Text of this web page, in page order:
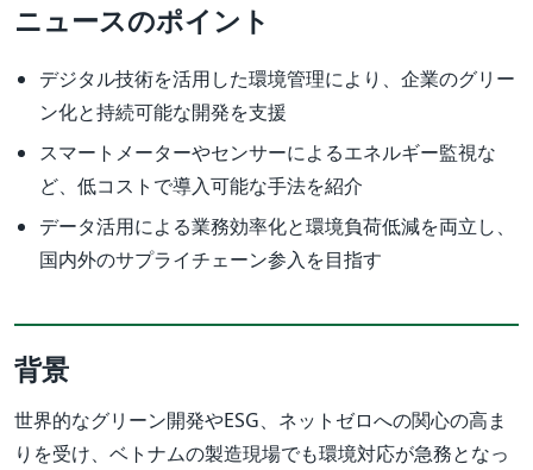
ニュースのポイント
デジタル技術を活用した環境管理により、企業のグリー
ン化と持続可能な開発を支援
スマートメーターやセンサーによるエネルギー監視な
ど、低コストで導入可能な手法を紹介
データ活用による業務効率化と環境負荷低減を両立し、
国内外のサプライチェーン参入を目指す
背景
世界的なグリーン開発やESG、ネットゼロへの関心の高ま
りを受け、ベトナムの製造現場でも環境対応が急務となっ